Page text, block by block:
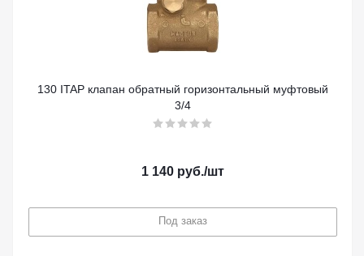
130 ITAP клапан обратный горизонтальный муфтовый
3/4
1 140 руб./шт
Под заказ